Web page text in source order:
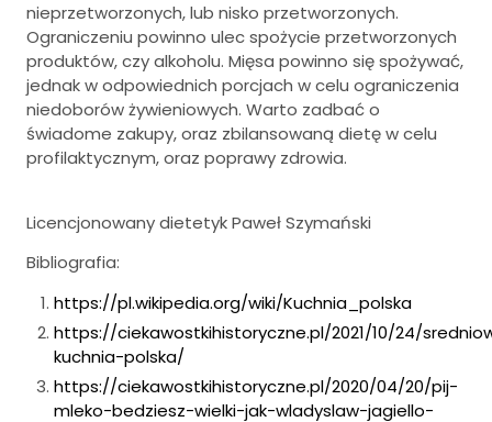
nieprzetworzonych, lub nisko przetworzonych.
Ograniczeniu powinno ulec spożycie przetworzonych
produktów, czy alkoholu. Mięsa powinno się spożywać,
jednak w odpowiednich porcjach w celu ograniczenia
niedoborów żywieniowych. Warto zadbać o
świadome zakupy, oraz zbilansowaną dietę w celu
profilaktycznym, oraz poprawy zdrowia.
Licencjonowany dietetyk Paweł Szymański
Bibliografia:
https://pl.wikipedia.org/wiki/Kuchnia_polska
https://ciekawostkihistoryczne.pl/2021/10/24/
kuchnia-polska/
https://ciekawostkihistoryczne.pl/2020/04/20/pij-
mleko-bedziesz-wielki-jak-wladyslaw-jagiello-